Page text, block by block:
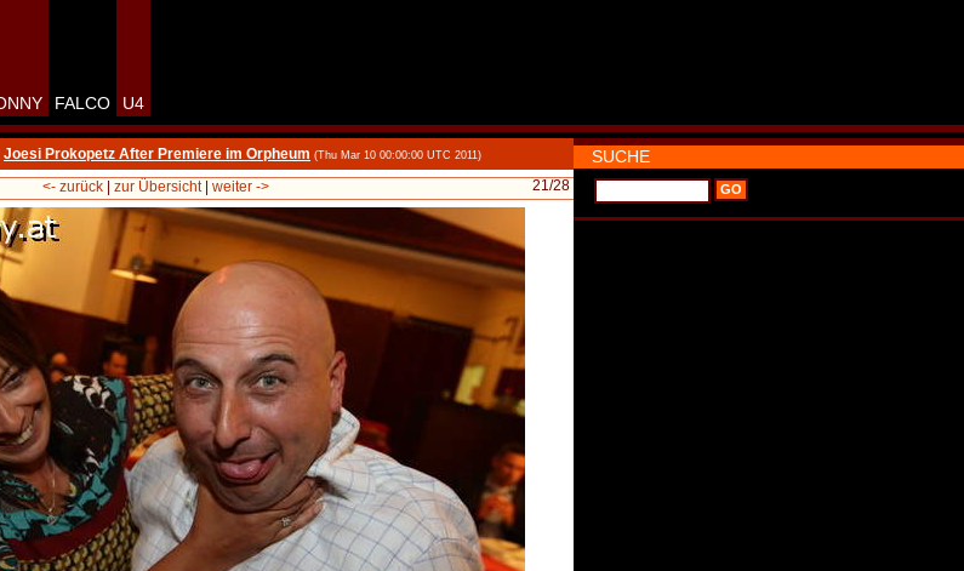
FALCO U4
Joesi Prokopetz After Premiere im Orpheum (Thu Mar 10 00:00:00 UTC 2011)
21/28
<- zurück| zur Übersicht| weiter ->
SUCHE